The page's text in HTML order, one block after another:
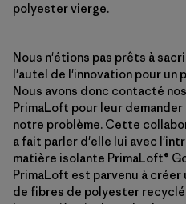
polyester vierge.
Nous n'étions pas prêts à
l'autel de l'innovation pour un
Nous avons donc contacté
PrimaLoft pour leur
notre problème. Cette
a fait parler d'elle lui avec
matière isolante PrimaLoft®
PrimaLoft est parvenu à créer
de fibres de polyester